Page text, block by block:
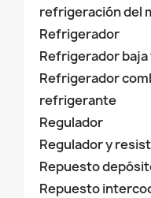
refrigeración del
Refrigerador
Refrigerador
Refrigerador
refrigerante
Regulador
Regulador y
Repuesto
Repuesto